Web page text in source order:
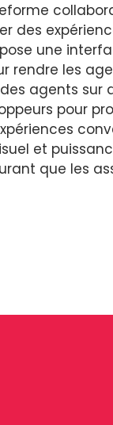
des
une
rendre les
agents sur
pour
et
que les